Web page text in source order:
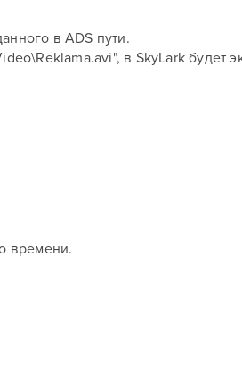
в ADS пути.
в SkyLark будет
времени.